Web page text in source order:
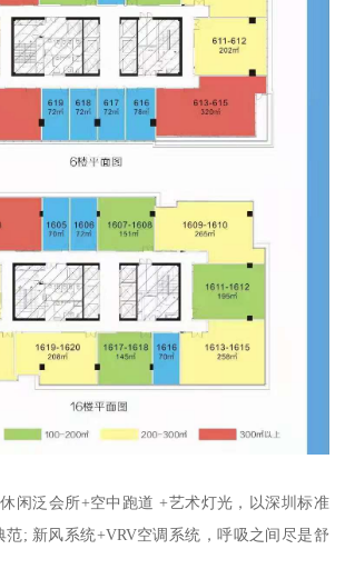
休闲泛会所+空中跑道 +艺术灯光，以深圳标准
; 新风系统+VRV空调系统，呼吸之间尽是舒